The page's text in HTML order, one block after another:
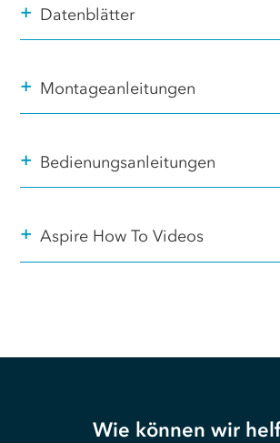
Datenblätter
+
Montageanleitungen
+
Bedienungsanleitungen
+
Aspire How To Videos
+
Wie können wir